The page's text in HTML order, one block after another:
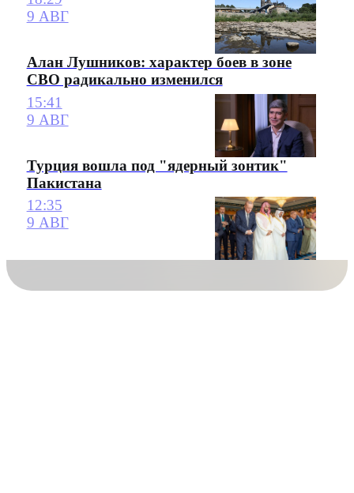
9 АВГ
Алан Лушников: характер боев в зоне
СВО радикально изменился
15:41
9 АВГ
Турция вошла под "ядерный зонтик"
Пакистана
12:35
9 АВГ